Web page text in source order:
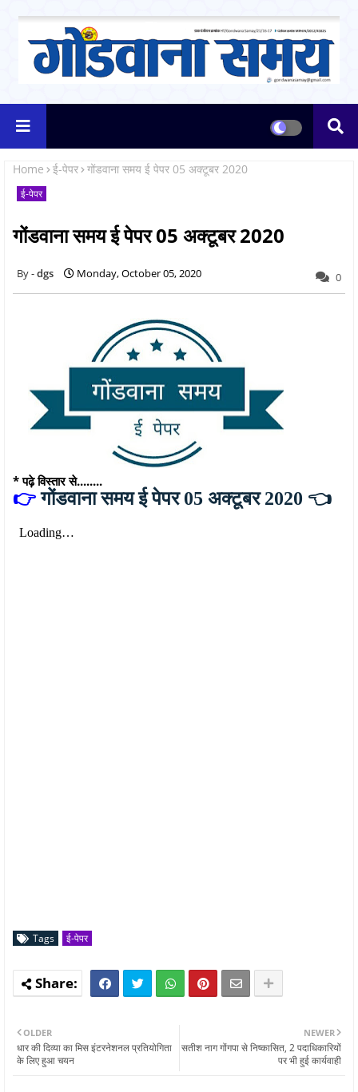
Home ई-पेपर गोंडवाना समय ई पेपर 05 अक्टूबर 2020
ई-पेपर
गोंडवाना समय ई पेपर 05 अक्टूबर 2020
dgs Monday, October 05, 2020 0
* पढ़े विस्तार से........
👉गोंडवाना समय ई पेपर 05 अक्टूबर 2020 👈
Tags ई-पेपर
NEWER
सतीश नाग गोंगपा से निष्कासित, 2 पदाधिकारियों
पर भी हुई कार्यवाही
OLDER
धार की दिव्या का मिस इंटरनेशनल प्रतियोगिता
के लिए हुआ चयन